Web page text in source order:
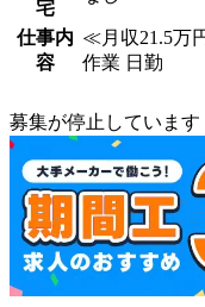
宅
仕事内
容
≪月収21.5万
作業 日勤
募集が停止しています